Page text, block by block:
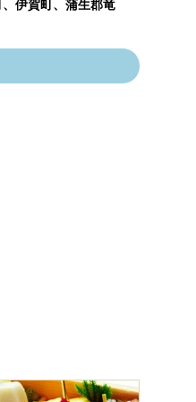
伊賀町、蒲生郡竜